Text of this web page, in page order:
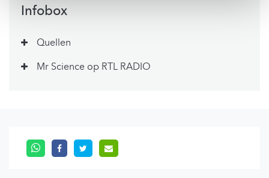
Infobox
Quellen
Mr Science op RTL RADIO